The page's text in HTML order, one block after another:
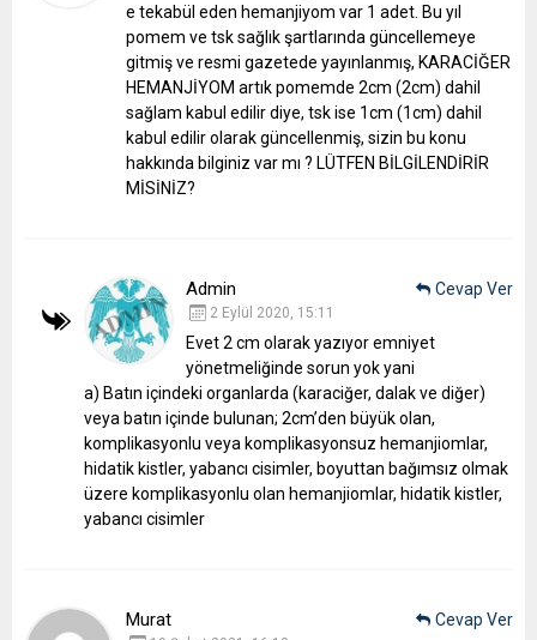
e tekabül eden hemanjiyom var 1 adet. Bu yıl
pomem ve tsk sağlık şartlarında güncellemeye
gitmiş ve resmi gazetede yayınlanmış, KARACİĞER
HEMANJİYOM artık pomemde 2cm (2cm) dahil
sağlam kabul edilir diye, tsk ise 1cm (1cm) dahil
kabul edilir olarak güncellenmiş, sizin bu konu
hakkında bilginiz var mı ? LÜTFEN BİLGİLENDİRİR
MİSİNİZ?
Admin
2 Eylül 2020, 15:11
Evet 2 cm olarak yazıyor emniyet
yönetmeliğinde sorun yok yani
a) Batın içindeki organlarda (karaciğer, dalak ve diğer)
veya batın içinde bulunan; 2cm’den büyük olan,
komplikasyonlu veya komplikasyonsuz hemanjiomlar,
hidatik kistler, yabancı cisimler, boyuttan bağımsız olmak
üzere komplikasyonlu olan hemanjiomlar, hidatik kistler,
yabancı cisimler
Cevap Ver
Murat Cevap Ver